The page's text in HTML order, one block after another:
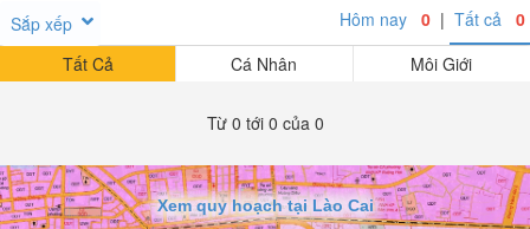
Sắp xếp Hôm nay 0 | Tất cả 0
Tất Cả
Cá Nhân Môi Giới
Từ 0 tới 0 của 0
Xem quy hoạch tại Lào Cai